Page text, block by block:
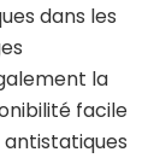
dans les
la
facile